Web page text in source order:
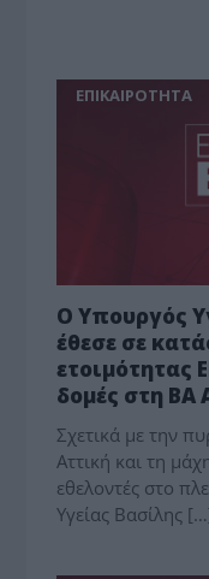
ΕΠΙΚΑΙΡΟΤΗΤΑ
Ο Υπουργός
έθεσε σε
ετοιμότητας
δομές στη ΒΑ
Σχετικά με την
Αττική και τη
εθελοντές στο
Υγείας Βασίλης